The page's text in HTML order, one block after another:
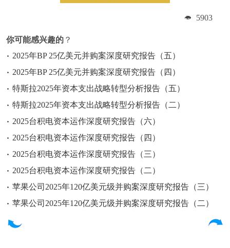
5903
你可能感兴趣的 ？
2025年BP 25亿美元并购案深度研究报告（五）
2025年BP 25亿美元并购案深度研究报告（四）
特斯拉2025年资本支出战略转型分析报告（五）
特斯拉2025年资本支出战略转型分析报告（二）
2025台积电资本运作深度研究报告（六）
2025台积电资本运作深度研究报告（四）
2025台积电资本运作深度研究报告（三）
2025台积电资本运作深度研究报告（二）
苹果公司2025年120亿美元级并购案深度研究报告（三）
苹果公司2025年120亿美元级并购案深度研究报告（二）